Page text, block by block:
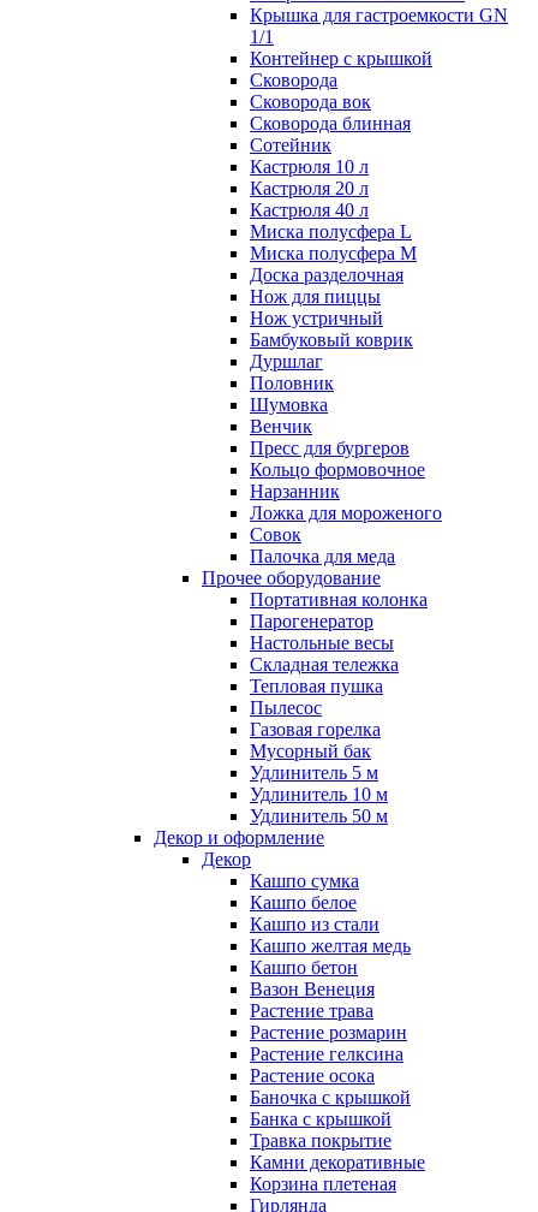
Крышка для гастроемкости GN
1/1
Контейнер с крышкой
Сковорода
Сковорода вок
Сковорода блинная
Сотейник
Кастрюля 10 л
Кастрюля 20 л
Кастрюля 40 л
Миска полусфера L
Миска полусфера M
Доска разделочная
Нож для пиццы
Нож устричный
Бамбуковый коврик
Дуршлаг
Половник
Шумовка
Венчик
Пресс для бургеров
Кольцо формовочное
Нарзанник
Ложка для мороженого
Совок
Палочка для меда
Прочее оборудование
Портативная колонка
Парогенератор
Настольные весы
Складная тележка
Тепловая пушка
Пылесос
Газовая горелка
Мусорный бак
Удлинитель 5 м
Удлинитель 10 м
Удлинитель 50 м
Декор и оформление
Декор
Кашпо сумка
Кашпо белое
Кашпо из стали
Кашпо желтая медь
Кашпо бетон
Вазон Венеция
Растение трава
Растение розмарин
Растение гелксина
Растение осока
Баночка с крышкой
Банка с крышкой
Травка покрытие
Камни декоративные
Корзина плетеная
Гирлянда